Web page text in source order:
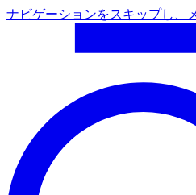
ナビゲーションをスキップし、